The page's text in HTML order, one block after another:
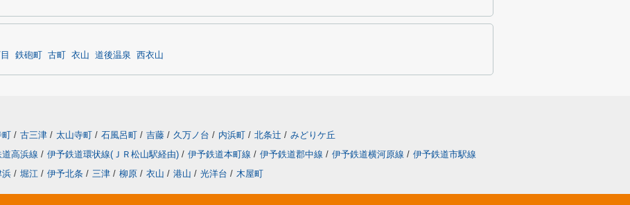
鉄砲町 古町 衣山 道後温泉 西衣山
町 / 古三津 / 太山寺町 / 石風呂町 / 吉藤 / 久万ノ台 / 内浜町 / 北条辻 / みどりケ丘
高浜線 / 伊予鉄道環状線(ＪＲ松山駅経由) / 伊予鉄道本町線 / 伊予鉄道郡中線 / 伊予鉄道横河原線 / 伊予鉄道市駅線
浜 / 堀江 / 伊予北条 / 三津 / 柳原 / 衣山 / 港山 / 光洋台 / 木屋町